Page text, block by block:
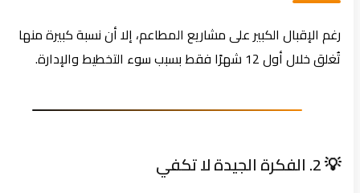
رغم الإقبال الكبير على مشاريع المطاعم، إلا أن نسبة كبيرة منها
تُغلق خلال أول 12 شهرًا فقط بسبب سوء التخطيط والإدارة.
💡 2. الفكرة الجيدة لا تكفي